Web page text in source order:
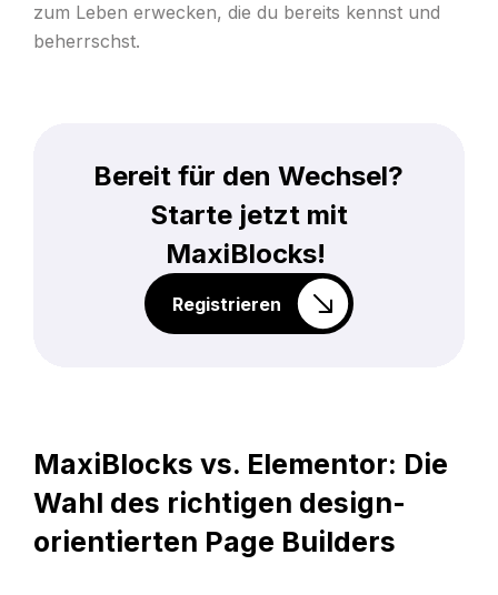
zum Leben erwecken, die du bereits kennst und
beherrschst.
Bereit für den Wechsel?
Starte jetzt mit
MaxiBlocks!
Registrieren
MaxiBlocks vs. Elementor: Die
Wahl des richtigen design-
orientierten Page Builders